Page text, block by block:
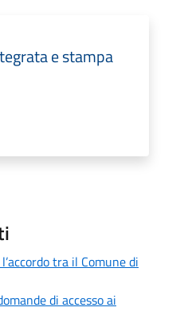
e stampa
tra il Comune di
di accesso ai